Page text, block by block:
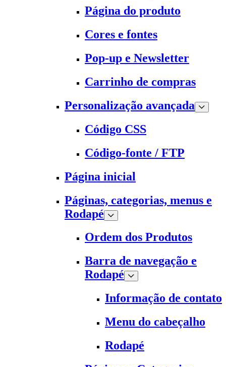
Página do produto
Cores e fontes
Pop-up e Newsletter
Carrinho de compras
Personalização avançada
Código CSS
Código-fonte / FTP
Página inicial
Páginas, categorias, menus e
Rodapé
Ordem dos Produtos
Barra de navegação e
Rodapé
Informação de contato
Menu do cabeçalho
Rodapé